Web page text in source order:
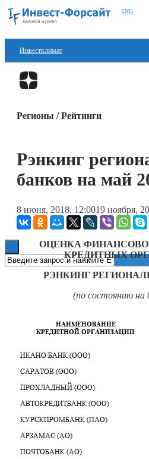
ENG
Инвестклимат
Финансы
Книги
Регионы / Рейтинги
Рэнкинг
банков на май
8 июня, 2018, 12:0019 ноября,
ОЦЕНКА
КРЕДИТНЫХ
РЭНКИНГ
(по состоянию на